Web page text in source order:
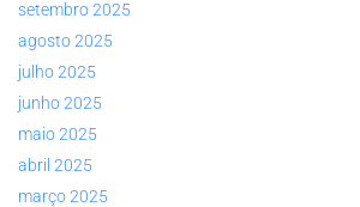
setembro 2025
agosto 2025
julho 2025
junho 2025
maio 2025
abril 2025
março 2025